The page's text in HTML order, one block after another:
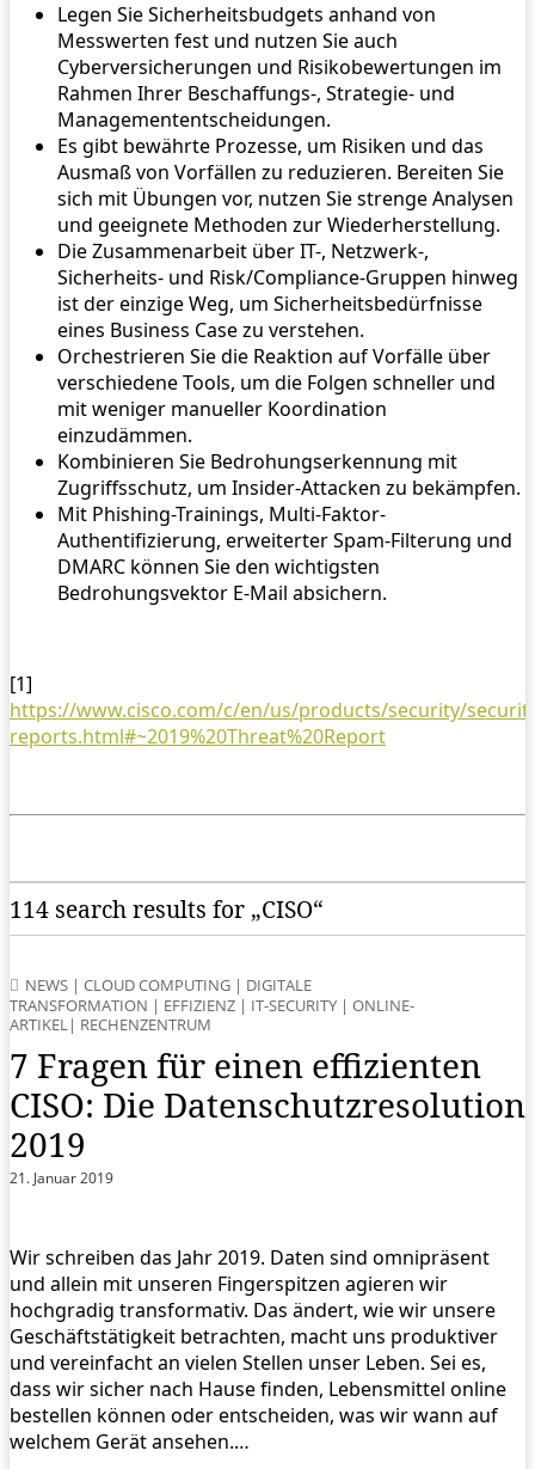
Legen Sie Sicherheitsbudgets anhand von
Messwerten fest und nutzen Sie auch
Cyberversicherungen und Risikobewertungen im
Rahmen Ihrer Beschaffungs-, Strategie- und
Managemententscheidungen.
Es gibt bewährte Prozesse, um Risiken und das
Ausmaß von Vorfällen zu reduzieren. Bereiten Sie
sich mit Übungen vor, nutzen Sie strenge Analysen
und geeignete Methoden zur Wiederherstellung.
Die Zusammenarbeit über IT-, Netzwerk-,
Sicherheits- und Risk/Compliance-Gruppen hinweg
ist der einzige Weg, um Sicherheitsbedürfnisse
eines Business Case zu verstehen.
Orchestrieren Sie die Reaktion auf Vorfälle über
verschiedene Tools, um die Folgen schneller und
mit weniger manueller Koordination
einzudämmen.
Kombinieren Sie Bedrohungserkennung mit
Zugriffsschutz, um Insider-Attacken zu bekämpfen.
Mit Phishing-Trainings, Multi-Faktor-
Authentifizierung, erweiterter Spam-Filterung und
DMARC können Sie den wichtigsten
Bedrohungsvektor E-Mail absichern.
[1]
https://www.cisco.com/c/en/us/products/security/
reports.html#~2019%20Threat%20Report
114 search results for „CISO“
NEWS | CLOUD COMPUTING | DIGITALE
TRANSFORMATION | EFFIZIENZ | IT-SECURITY | ONLINE-
ARTIKEL| RECHENZENTRUM
7 Fragen für einen effizienten
CISO: Die Datenschutzresolution
2019
21. Januar 2019
Wir schreiben das Jahr 2019. Daten sind omnipräsent
und allein mit unseren Fingerspitzen agieren wir
hochgradig transformativ. Das ändert, wie wir unsere
Geschäftstätigkeit betrachten, macht uns produktiver
und vereinfacht an vielen Stellen unser Leben. Sei es,
dass wir sicher nach Hause finden, Lebensmittel online
bestellen können oder entscheiden, was wir wann auf
welchem Gerät ansehen.…